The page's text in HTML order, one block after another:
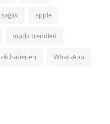
sağlık apple
moda trendleri
haberleri WhatsApp